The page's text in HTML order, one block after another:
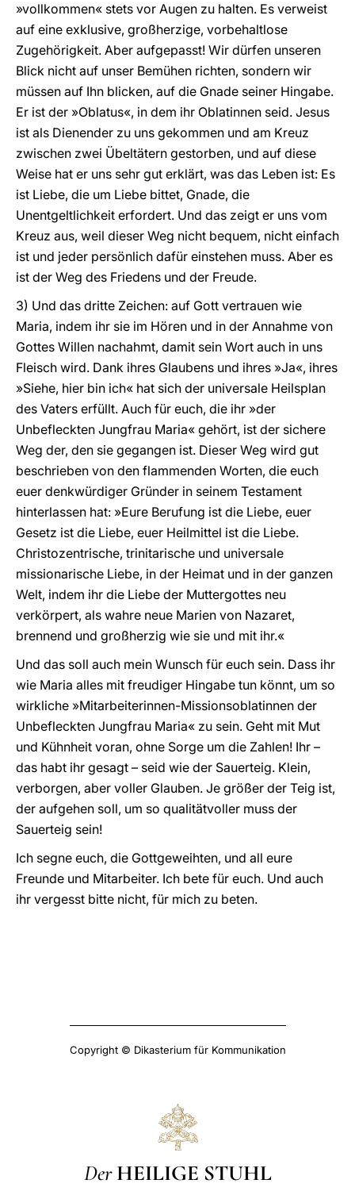
»vollkommen« stets vor Augen zu halten. Es verweist
auf eine exklusive, großherzige, vorbehaltlose
Zugehörigkeit. Aber aufgepasst! Wir dürfen unseren
Blick nicht auf unser Bemühen richten, sondern wir
müssen auf Ihn blicken, auf die Gnade seiner Hingabe.
Er ist der »Oblatus«, in dem ihr Oblatinnen seid. Jesus
ist als Dienender zu uns gekommen und am Kreuz
zwischen zwei Übeltätern gestorben, und auf diese
Weise hat er uns sehr gut erklärt, was das Leben ist: Es
ist Liebe, die um Liebe bittet, Gnade, die
Unentgeltlichkeit erfordert. Und das zeigt er uns vom
Kreuz aus, weil dieser Weg nicht bequem, nicht einfach
ist und jeder persönlich dafür einstehen muss. Aber es
ist der Weg des Friedens und der Freude.
3) Und das dritte Zeichen: auf Gott vertrauen wie
Maria, indem ihr sie im Hören und in der Annahme von
Gottes Willen nachahmt, damit sein Wort auch in uns
Fleisch wird. Dank ihres Glaubens und ihres »Ja«, ihres
»Siehe, hier bin ich« hat sich der universale Heilsplan
des Vaters erfüllt. Auch für euch, die ihr »der
Unbefleckten Jungfrau Maria« gehört, ist der sichere
Weg der, den sie gegangen ist. Dieser Weg wird gut
beschrieben von den flammenden Worten, die euch
euer denkwürdiger Gründer in seinem Testament
hinterlassen hat: »Eure Berufung ist die Liebe, euer
Gesetz ist die Liebe, euer Heilmittel ist die Liebe.
Christozentrische, trinitarische und universale
missionarische Liebe, in der Heimat und in der ganzen
Welt, indem ihr die Liebe der Muttergottes neu
verkörpert, als wahre neue Marien von Nazaret,
brennend und großherzig wie sie und mit ihr.«
Und das soll auch mein Wunsch für euch sein. Dass ihr
wie Maria alles mit freudiger Hingabe tun könnt, um so
wirkliche »Mitarbeiterinnen-Missionsoblatinnen der
Unbefleckten Jungfrau Maria« zu sein. Geht mit Mut
und Kühnheit voran, ohne Sorge um die Zahlen! Ihr –
das habt ihr gesagt – seid wie der Sauerteig. Klein,
verborgen, aber voller Glauben. Je größer der Teig ist,
der aufgehen soll, um so qualitätvoller muss der
Sauerteig sein!
Ich segne euch, die Gottgeweihten, und all eure
Freunde und Mitarbeiter. Ich bete für euch. Und auch
ihr vergesst bitte nicht, für mich zu beten.
Copyright © Dikasterium für Kommunikation
Der HEILIGE STUHL